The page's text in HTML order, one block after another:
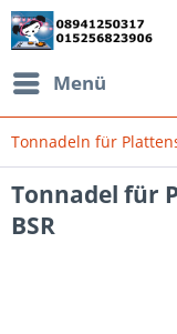
Menü
Tonnadeln für
Tonnadel für
BSR